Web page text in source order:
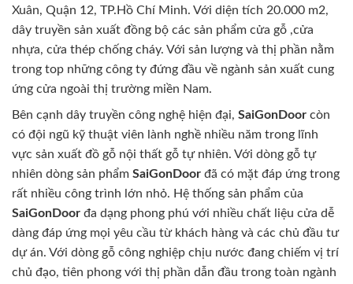
Xuân, Quận 12, TP.Hồ Chí Minh. Với diện tích 20.000 m2,
dây truyền sản xuất đồng bộ các sản phẩm cửa gỗ ,cửa
nhựa, cửa thép chống cháy. Với sản lượng và thị phần nằm
trong top những công ty đứng đầu về ngành sản xuất cung
ứng cửa ngoài thị trường miền Nam.
Bên cạnh dây truyền công nghệ hiện đại, SaiGonDoor còn
có đội ngũ kỹ thuật viên lành nghề nhiều năm trong lĩnh
vực sản xuất đồ gỗ nội thất gỗ tự nhiên. Với dòng gỗ tự
nhiên dòng sản phẩm SaiGonDoor đã có mặt đáp ứng trong
rất nhiều công trình lớn nhỏ. Hệ thống sản phẩm của
SaiGonDoor đa dạng phong phú với nhiều chất liệu cửa dễ
dàng đáp ứng mọi yêu cầu từ khách hàng và các chủ đầu tư
dự án. Với dòng gỗ công nghiệp chịu nước đang chiếm vị trí
chủ đạo, tiên phong với thị phần dẫn đầu trong toàn ngành